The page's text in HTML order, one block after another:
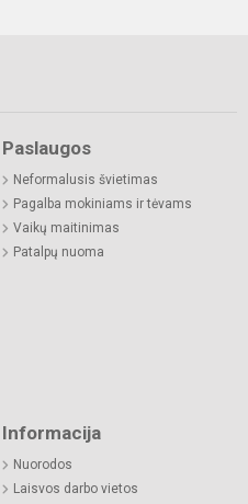
Paslaugos
Neformalusis švietimas
Pagalba mokiniams ir tėvams
Vaikų maitinimas
Patalpų nuoma
Informacija
Nuorodos
Laisvos darbo vietos